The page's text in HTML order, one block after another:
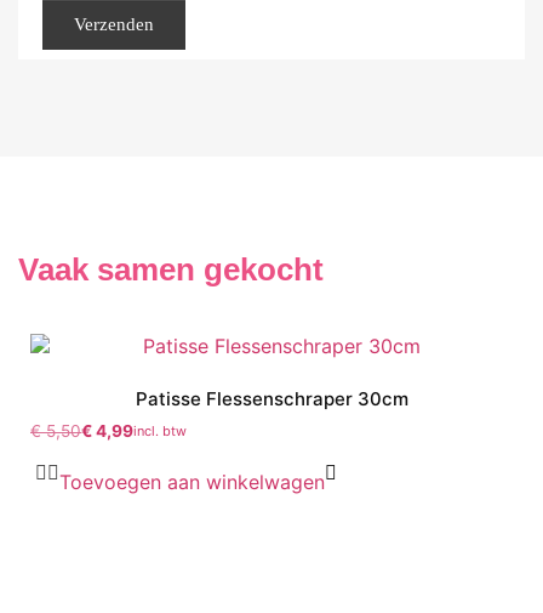
Vaak samen gekocht
Patisse Flessenschraper 30cm
€5,50€4,99incl. btw
Toevoegen aan winkelwagen